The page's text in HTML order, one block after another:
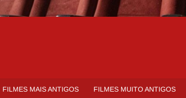
FILMES MAIS ANTIGOS FILMES MUITO ANTIGOS